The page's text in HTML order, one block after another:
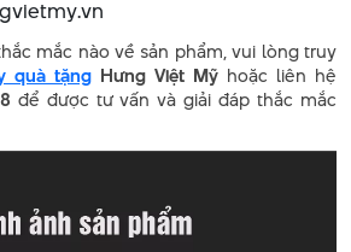
mắc nào về sản phẩm, vui lòng truy
quà tặng Hưng Việt Mỹ hoặc liên hệ
để được tư vấn và giải đáp thắc mắc